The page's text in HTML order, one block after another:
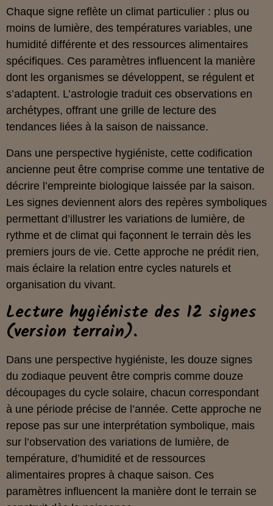
Chaque signe reflète un climat particulier : plus ou
moins de lumière, des températures variables, une
humidité différente et des ressources alimentaires
spécifiques. Ces paramètres influencent la manière
dont les organismes se développent, se régulent et
s’adaptent. L’astrologie traduit ces observations en
archétypes, offrant une grille de lecture des
tendances liées à la saison de naissance.
Dans une perspective hygiéniste, cette codification
ancienne peut être comprise comme une tentative de
décrire l’empreinte biologique laissée par la saison.
Les signes deviennent alors des repères symboliques
permettant d’illustrer les variations de lumière, de
rythme et de climat qui façonnent le terrain dès les
premiers jours de vie. Cette approche ne prédit rien,
mais éclaire la relation entre cycles naturels et
organisation du vivant.
Lecture hygiéniste des 12 signes
(version terrain).
Dans une perspective hygiéniste, les douze signes
du zodiaque peuvent être compris comme douze
découpages du cycle solaire, chacun correspondant
à une période précise de l’année. Cette approche ne
repose pas sur une interprétation symbolique, mais
sur l’observation des variations de lumière, de
température, d’humidité et de ressources
alimentaires propres à chaque saison. Ces
paramètres influencent la manière dont le terrain se